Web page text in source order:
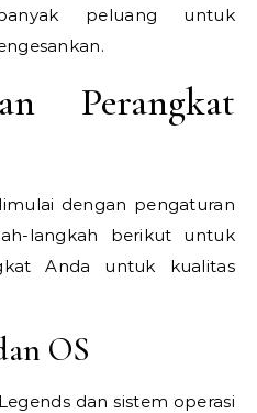
peluang untuk
Perangkat
dengan pengaturan
langkah berikut untuk
Anda untuk kualitas
OS
dan sistem operasi